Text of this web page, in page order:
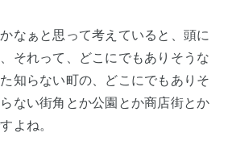
なぁと思って考えていると、頭に
それって、どこにでもありそうな
知らない町の、どこにでもありそ
ない街角とか公園とか商店街とか
よね。